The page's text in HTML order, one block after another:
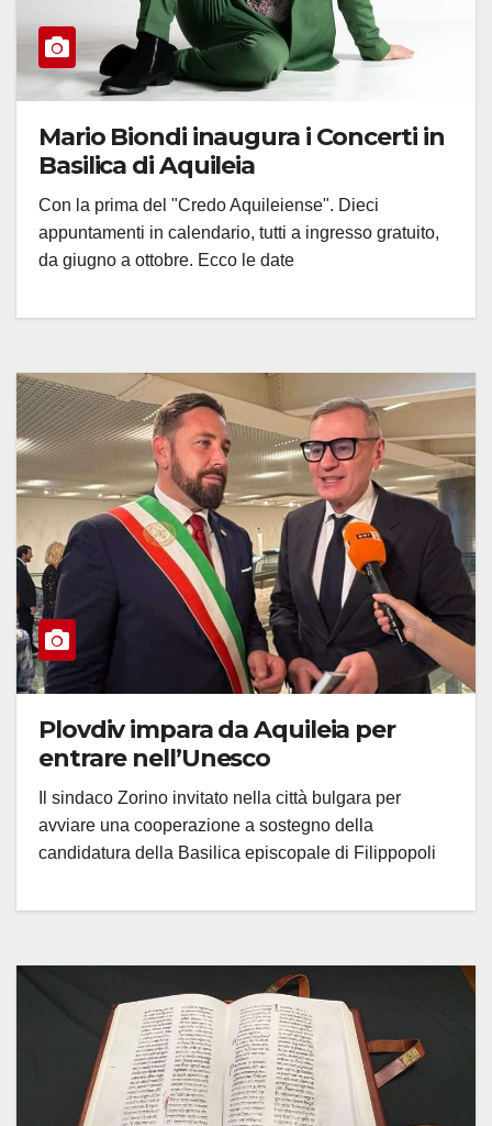
Mario Biondi inaugura i Concerti in
Basilica di Aquileia
Con la prima del "Credo Aquileiense". Dieci
appuntamenti in calendario, tutti a ingresso gratuito,
da giugno a ottobre. Ecco le date
Plovdiv impara da Aquileia per
entrare nell’Unesco
Il sindaco Zorino invitato nella città bulgara per
avviare una cooperazione a sostegno della
candidatura della Basilica episcopale di Filippopoli